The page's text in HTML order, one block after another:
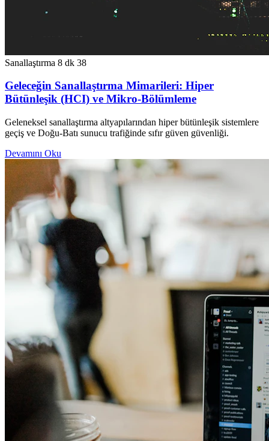
Sanallaştırma 8 dk 38
Geleceğin Sanallaştırma Mimarileri: Hiper
Bütünleşik (HCI) ve Mikro-Bölümleme
Geleneksel sanallaştırma altyapılarından hiper bütünleşik sistemlere
geçiş ve Doğu-Batı sunucu trafiğinde sıfır güven güvenliği.
Devamını Oku